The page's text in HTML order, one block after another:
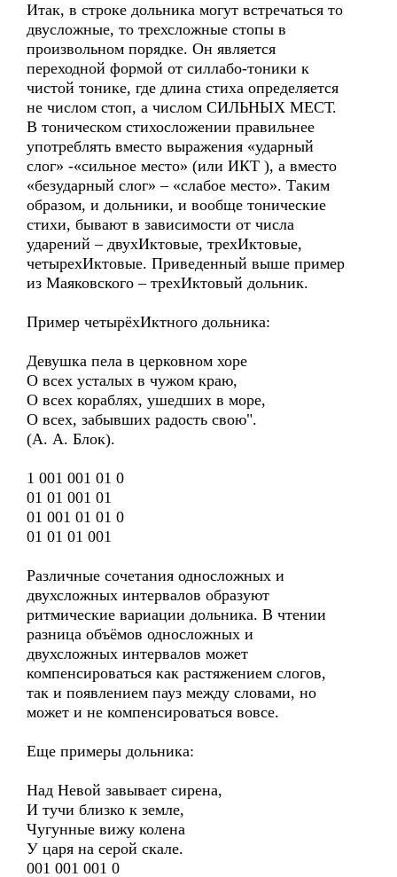
Итак, в строке дольника могут встречаться то
двусложные, то трехсложные стопы в
произвольном порядке. Он является
переходной формой от силлабо-тоники к
чистой тонике, где длина стиха определяется
не числом стоп, а числом СИЛЬНЫХ МЕСТ.
В тоническом стихосложении правильнее
употреблять вместо выражения «ударный
слог» -«сильное место» (или ИКТ ), а вместо
«безударный слог» – «слабое место». Таким
образом, и дольники, и вообще тонические
стихи, бывают в зависимости от числа
ударений – двухИктовые, трехИктовые,
четырехИктовые. Приведенный выше пример
из Маяковского – трехИктовый дольник.
Пример четырёхИктного дольника:
Девушка пела в церковном хоре
О всех усталых в чужом краю,
О всех кораблях, ушедших в море,
О всех, забывших радость свою".
(А. А. Блок).
1 001 001 01 0
01 01 001 01
01 001 01 01 0
01 01 01 001
Различные сочетания односложных и
двухсложных интервалов образуют
ритмические вариации дольника. В чтении
разница объёмов односложных и
двухсложных интервалов может
компенсироваться как растяжением слогов,
так и появлением пауз между словами, но
может и не компенсироваться вовсе.
Еще примеры дольника:
Над Невой завывает сирена,
И тучи близко к земле,
Чугунные вижу колена
У царя на серой скале.
001 001 001 0